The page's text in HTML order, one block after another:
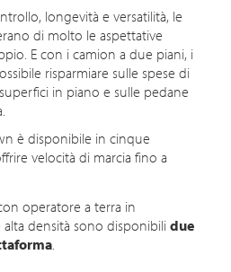
longevità e versatilità, le
di molto le aspettative
E con i camion a due piani, i
risparmiare sulle spese di
in piano e sulle pedane
è disponibile in cinque
velocità di marcia fino a
operatore a terra in
alta densità sono disponibilidue
.